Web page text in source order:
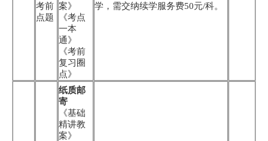
考前
点题
案》
《考点
一本
通》
《考前
复习圈
点》
学，需交纳续学服务费50元/科。
纸质邮
寄
《基础
精讲教
案》